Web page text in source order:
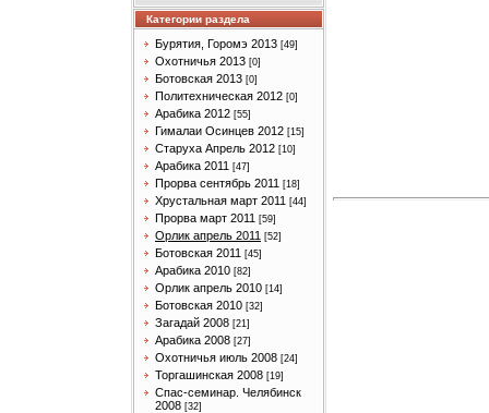
Категории раздела
Бурятия, Горомэ 2013 [49]
Охотничья 2013 [0]
Ботовская 2013 [0]
Политехническая 2012 [0]
Арабика 2012 [55]
Гималаи Осинцев 2012 [15]
Старуха Апрель 2012 [10]
Арабика 2011 [47]
Прорва сентябрь 2011 [18]
Хрустальная март 2011 [44]
Прорва март 2011 [59]
Орлик апрель 2011 [52]
Ботовская 2011 [45]
Арабика 2010 [82]
Орлик апрель 2010 [14]
Ботовская 2010 [32]
Загадай 2008 [21]
Арабика 2008 [27]
Охотничья июль 2008 [24]
Торгашинская 2008 [19]
Спас-семинар. Челябинск
2008 [32]